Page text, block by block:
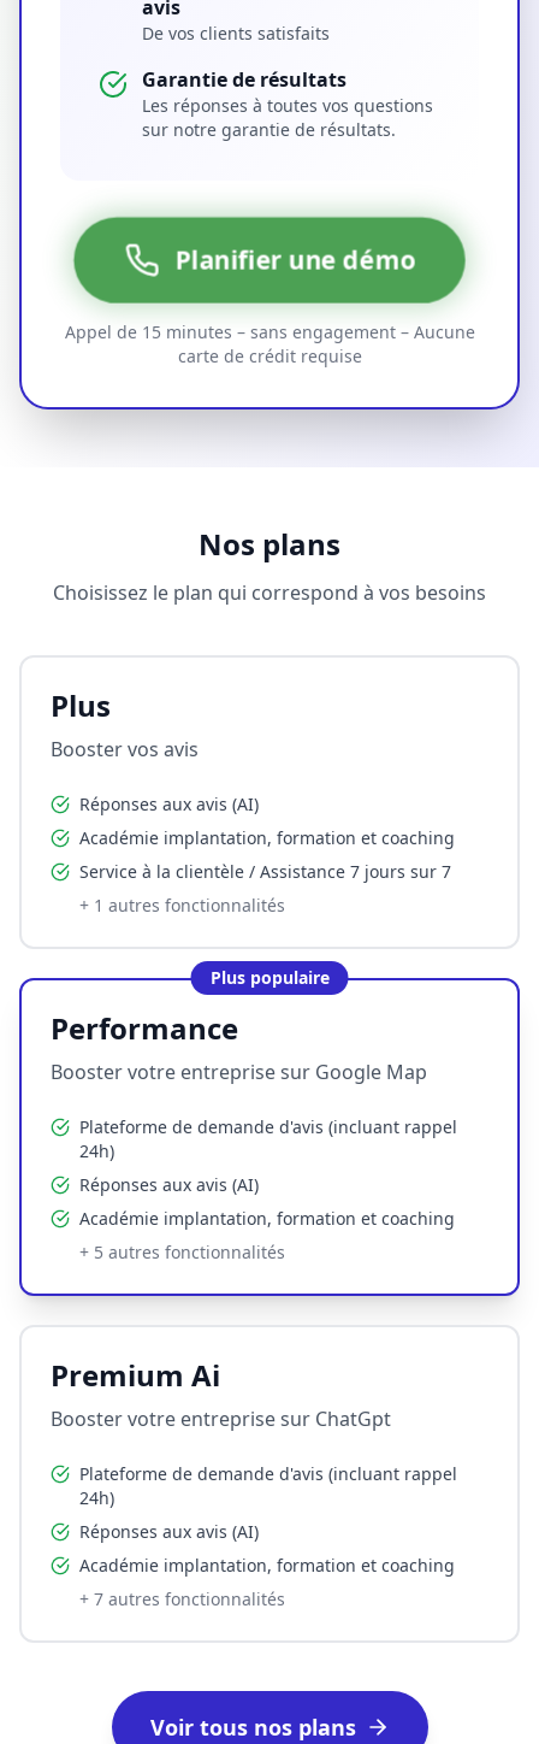
avis
De vos clients satisfaits
Garantie de résultats
Les réponses à toutes vos questions
sur notre garantie de résultats.
Planifier une démo
Appel de 15 minutes – sans engagement – Aucune
carte de crédit requise
Nos plans
Choisissez le plan qui correspond à vos besoins
Plus
Booster vos avis
Réponses aux avis (AI)
Académie implantation, formation et coaching
Service à la clientèle / Assistance 7 jours sur 7
+ 1 autres fonctionnalités
Plus populaire
Performance
Booster votre entreprise sur Google Map
Plateforme de demande d'avis (incluant rappel
24h)
Réponses aux avis (AI)
Académie implantation, formation et coaching
+ 5 autres fonctionnalités
Premium Ai
Booster votre entreprise sur ChatGpt
Plateforme de demande d'avis (incluant rappel
24h)
Réponses aux avis (AI)
Académie implantation, formation et coaching
+ 7 autres fonctionnalités
Voir tous nos plans